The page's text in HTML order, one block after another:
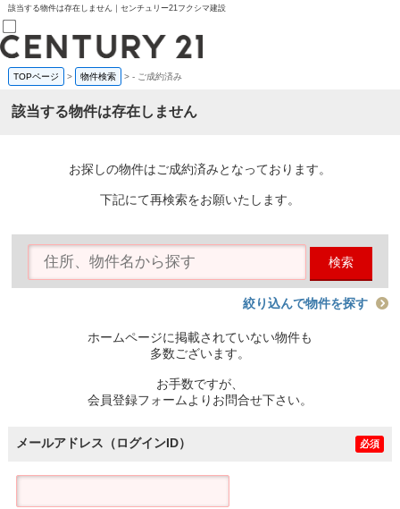
該当する物件は存在しません｜センチュリー21フクシマ建設
売買部
0120-800-844
賃貸部
会員メニュー
物件を探す
購入TOP
条件から探す
住宅ローン控除シミュレータ
TOPページ > 物件検索 >- ご成約済み
該当する物件は存在しません
お探しの物件はご成約済みとなっております。
下記にて再検索をお願いたします。
検索
絞り込んで物件を探す
ホームページに掲載されていない物件も
多数ございます。
お手数ですが、
会員登録フォームよりお問合せ下さい。
メールアドレス（ログインID） 必須